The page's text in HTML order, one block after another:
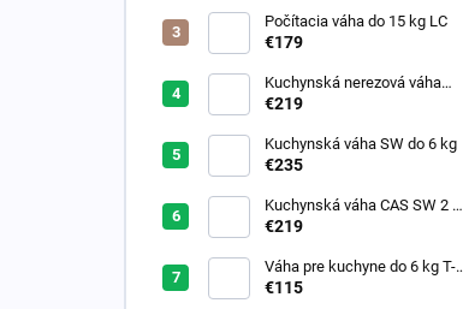
Počítacia váha do 15 kg LC
€179
Kuchynská nerezová váha
S29B do 15 kg
€219
Kuchynská váha SW do 6 kg
€235
Kuchynská váha CAS SW 2 do
6 kg
€219
Váha pre kuchyne do 6 kg T-
Scale T28
€115